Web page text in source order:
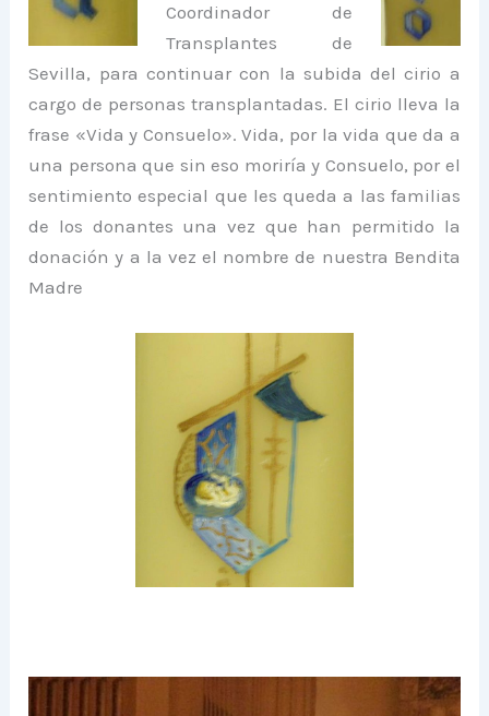
Coordinador de
Transplantes de
Sevilla, para continuar con la subida del cirio a
cargo de personas transplantadas. El cirio lleva la
frase «Vida y Consuelo». Vida, por la vida que da a
una persona que sin eso moriría y Consuelo, por el
sentimiento especial que les queda a las familias
de los donantes una vez que han permitido la
donación y a la vez el nombre de nuestra Bendita
Madre